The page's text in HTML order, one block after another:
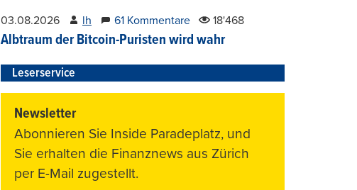
03.08.2026 lh 61 Kommentare 18'468
Albtraum der Bitcoin-Puristen wird wahr
Leserservice
Newsletter
Abonnieren Sie Inside Paradeplatz, und
Sie erhalten die Finanznews aus Zürich
per E-Mail zugestellt.